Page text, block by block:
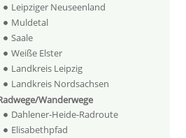
Leipziger Neuseenland
Muldetal
Saale
Weiße Elster
Landkreis Leipzig
Landkreis Nordsachsen
Wanderwege
Dahlener-Heide-Radroute
Elisabethpfad